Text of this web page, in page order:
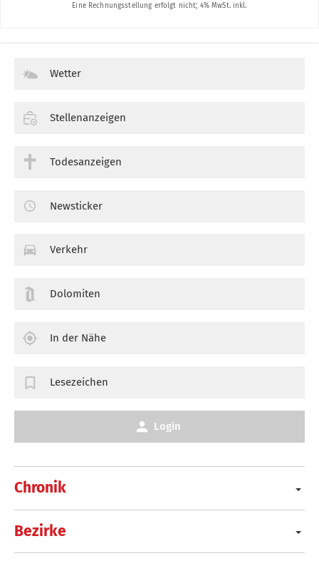
Chronik
Bezirke
Wetter
Stellenanzeigen
Todesanzeigen
Newsticker
Verkehr
Dolomiten
In der Nähe
Lesezeichen
Login